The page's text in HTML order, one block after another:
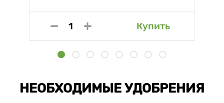
Купить
НЕОБХОДИМЫЕ УДОБРЕНИЯ